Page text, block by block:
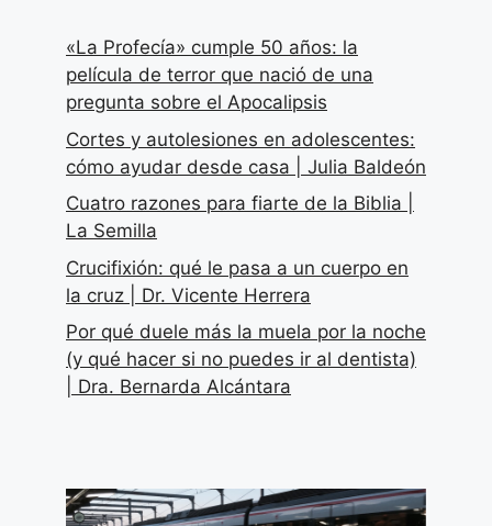
«La Profecía» cumple 50 años: la
película de terror que nació de una
pregunta sobre el Apocalipsis
Cortes y autolesiones en adolescentes:
cómo ayudar desde casa | Julia Baldeón
Cuatro razones para fiarte de la Biblia |
La Semilla
Crucifixión: qué le pasa a un cuerpo en
la cruz | Dr. Vicente Herrera
Por qué duele más la muela por la noche
(y qué hacer si no puedes ir al dentista)
| Dra. Bernarda Alcántara